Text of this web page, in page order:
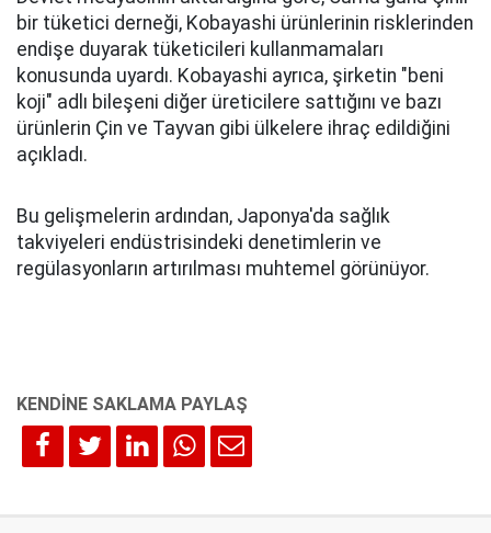
bir tüketici derneği, Kobayashi ürünlerinin risklerinden
endişe duyarak tüketicileri kullanmamaları
konusunda uyardı. Kobayashi ayrıca, şirketin "beni
koji" adlı bileşeni diğer üreticilere sattığını ve bazı
ürünlerin Çin ve Tayvan gibi ülkelere ihraç edildiğini
açıkladı.
Bu gelişmelerin ardından, Japonya'da sağlık
takviyeleri endüstrisindeki denetimlerin ve
regülasyonların artırılması muhtemel görünüyor.